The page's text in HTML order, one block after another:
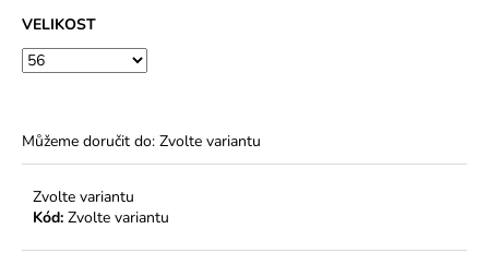
VELIKOST
Můžeme doručit do: Zvolte variantu
Zvolte variantu
Kód: Zvolte variantu
VOLBA
857